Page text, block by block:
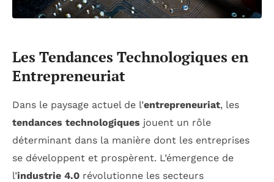
Les Tendances Technologiques en
Entrepreneuriat
Dans le paysage actuel de l’entrepreneuriat, les
tendances technologiques jouent un rôle
déterminant dans la manière dont les entreprises
se développent et prospèrent. L’émergence de
l’industrie 4.0 révolutionne les secteurs